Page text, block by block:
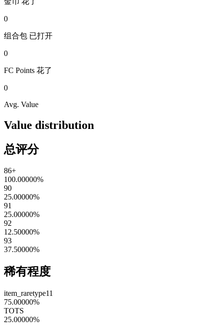
0
组合包 已打开
0
FC Points 花了
0
Avg. Value
Value distribution
总评分
86+
100.00000%
90
25.00000%
91
25.00000%
92
12.50000%
93
37.50000%
稀有程度
item_raretype11
75.00000%
TOTS
25.00000%